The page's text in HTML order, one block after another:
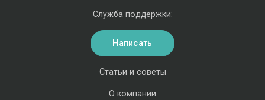
Статьи и советы
О компании
Служба поддержки:
Написать